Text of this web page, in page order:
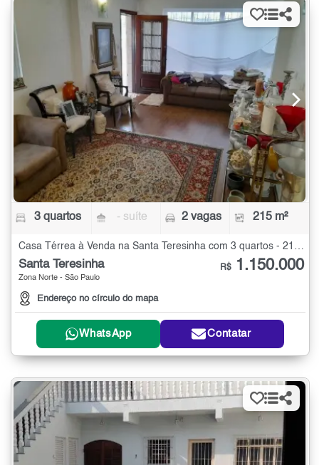
3 quartos - suíte 2 vagas 215 m²
Santa Teresinha
Zona Norte - São Paulo
Endereço no círculo do mapa
R$ 1.150.000
WhatsApp Contatar